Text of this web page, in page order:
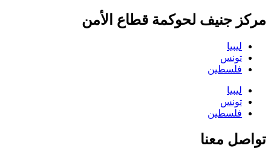
مركز جنيف لحوكمة قطاع الأمن
ليبيا
تونس
فلسطين
ليبيا
تونس
فلسطين
تواصل معنا